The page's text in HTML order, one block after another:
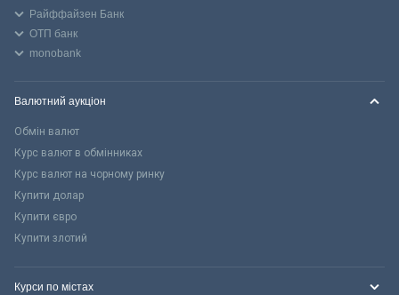
Райффайзен Банк
ОТП банк
monobank
Валютний аукціон
Обмін валют
Курс валют в обмінниках
Курс валют на чорному ринку
Купити долар
Купити євро
Купити злотий
Курси по містах